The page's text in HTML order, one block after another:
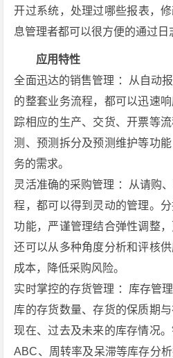
开过系统，处理过哪些报表，
息管理者都可以很方便的通过日
应用特性
全面迅达的销售管理 ：从自动
的整套业务流程，都可以迅速
踪相应的生产、交货、开票等
测、预测拆分及预测维护等功
务的需求。
灵活准确的采购管理 ：从请购
程，都可以得到灵动的管理。
功能，严谨管理结合弹性调整
还可以从多种角度分析和评核
成本，降低采购风险。
实时掌控的存货管理 ：库存管
库的存货数量、存货的保质期
现在、过去及未来的库存情况
ABC、周转率及呆滞等库存分